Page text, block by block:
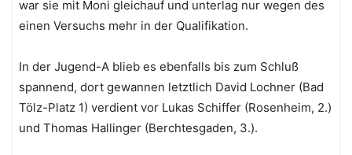
war sie mit Moni gleichauf und unterlag nur wegen des
einen Versuchs mehr in der Qualifikation.
In der Jugend-A blieb es ebenfalls bis zum Schluß
spannend, dort gewannen letztlich David Lochner (Bad
Tölz-Platz 1) verdient vor Lukas Schiffer (Rosenheim, 2.)
und Thomas Hallinger (Berchtesgaden, 3.).